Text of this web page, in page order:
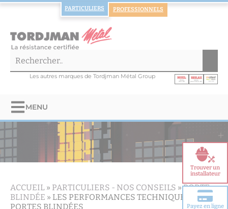
PARTICULIERS PROFESSIONNELS
Les autres marques de Tordjman Métal Group
MENU
Trouver un
installateur
Payez en ligne
ACCUEIL » PARTICULIERS - NOS CONSEILS »PORTE
BLINDÉE » LES PERFORMANCES TECHNIQUES DES
PORTES BLINDÉES